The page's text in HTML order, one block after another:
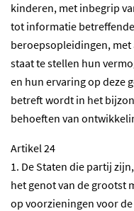
kinderen, met inbegrip
tot informatie
beroepsopleidingen,
staat te stellen hun
en hun ervaring op deze
betreft wordt in het
behoeften van
Artikel 24
1. De Staten die partij
het genot van de grootst
op voorzieningen voor